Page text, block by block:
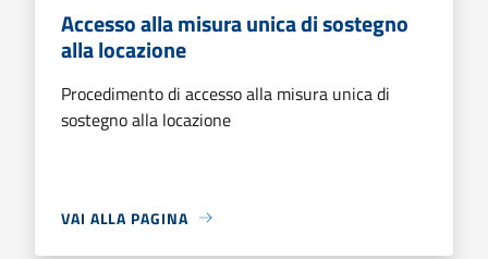
Accesso alla misura unica di sostegno
alla locazione
Procedimento di accesso alla misura unica di
sostegno alla locazione
VAI ALLA PAGINA